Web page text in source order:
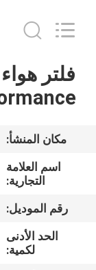
المنزل
حولنا
جولة
INDUSTRY
Reserved.
مكان المنشأ:
اسم العلامة
التجارية:
رقم الموديل:
الحد الأدنى
لكمية: